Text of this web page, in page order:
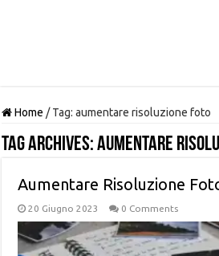
Home / Tag:aumentare risoluzione foto
Tag Archives:aumentare
Aumentare Risoluzione
20 Giugno 2023 0 Comments